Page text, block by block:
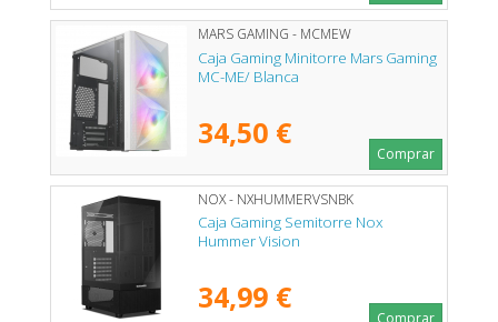
MARS GAMING - MCMEW
Caja Gaming Minitorre Mars Gaming
MC-ME/ Blanca
34,50 €
Comprar
NOX - NXHUMMERVSNBK
Caja Gaming Semitorre Nox
Hummer Vision
34,99 €